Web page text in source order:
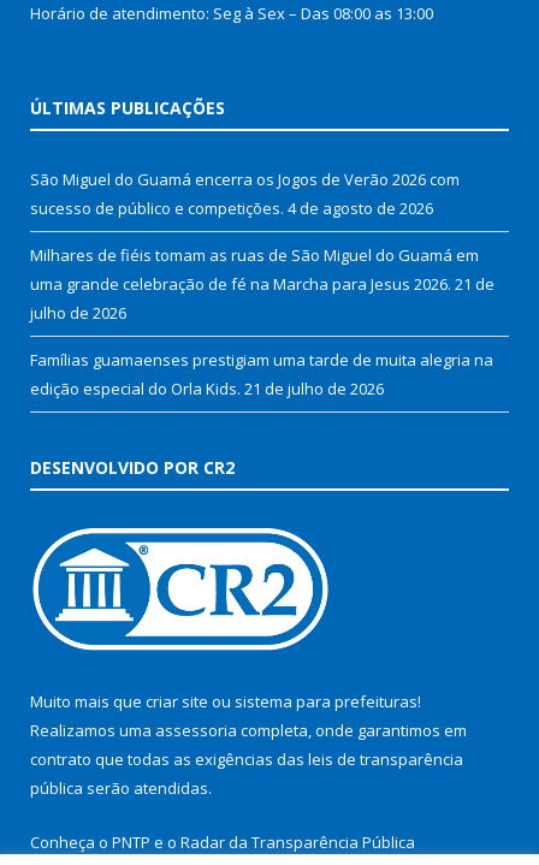
Horário de atendimento: Seg à Sex – Das 08:00 as 13:00
ÚLTIMAS PUBLICAÇÕES
São Miguel do Guamá encerra os Jogos de Verão 2026 com
sucesso de público e competições. 4 de agosto de 2026
Milhares de fiéis tomam as ruas de São Miguel do Guamá em
uma grande celebração de fé na Marcha para Jesus 2026. 21 de
julho de 2026
Famílias guamaenses prestigiam uma tarde de muita alegria na
edição especial do Orla Kids. 21 de julho de 2026
DESENVOLVIDO POR CR2
Muito mais que criar site ou sistema para prefeituras!
Realizamos uma assessoria completa, onde garantimos em
contrato que todas as exigências das leis de transparência
pública serão atendidas.
Conheça o PNTP e o Radar da Transparência Pública